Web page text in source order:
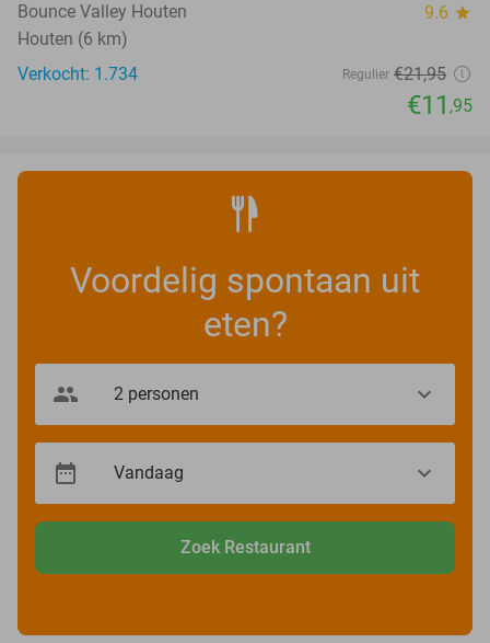
Bounce Valley Houten 9.6 star
Houten (6 km)
Verkocht: 1.734
Regulier €21,95
€11 ,95
Voordelig spontaan uit
eten?
Zoek Restaurant